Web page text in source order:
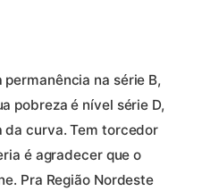
na série B,
pobreza é nível série D,
da curva. Tem torcedor
é agradecer que o
Pra Região Nordeste